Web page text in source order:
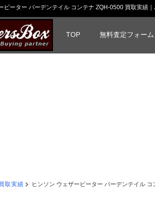
ビーター バーデンテイル コンテナ ZQH-0500 買取実績
TOP 無料査定フォーム
取実績 ヒンソン ウェザービーター バーデンテイル